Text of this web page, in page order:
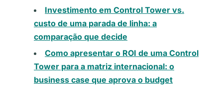
Investimento em Control Tower vs.
custo de uma parada de linha: a
comparação que decide
Como apresentar o ROI de uma Control
Tower para a matriz internacional: o
business case que aprova o budget